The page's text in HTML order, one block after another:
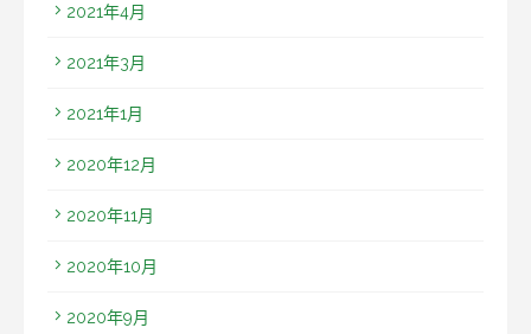
2021年4月
2021年3月
2021年1月
2020年12月
2020年11月
2020年10月
2020年9月